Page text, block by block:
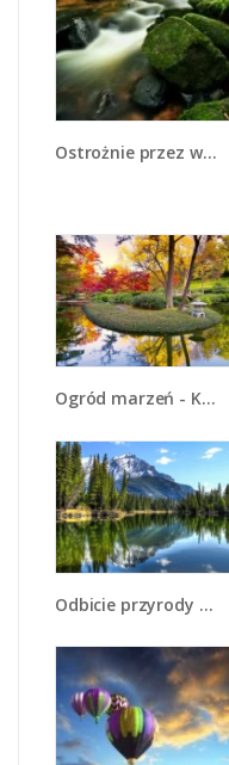
Ostrożnie przez wodospad - KN890
Ogród marzeń - KN896
Odbicie przyrody w czystej wodzie - KN1161A